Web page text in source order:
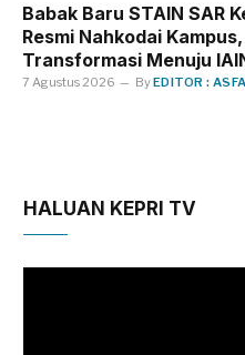
Babak Baru STAIN SAR
Resmi Nahkodai
Transformasi Menuju
7 Agustus 2026 ByEDITOR :
HALUAN KEPRI TV